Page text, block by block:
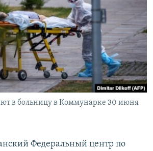
в больницу в Коммунарке 30 июня
Федеральный центр по